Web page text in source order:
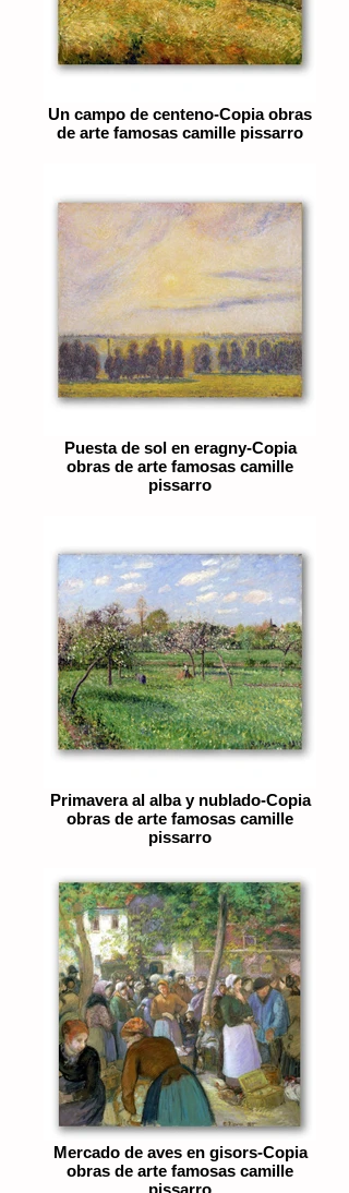
Un campo de centeno-Copia obras
de arte famosas camille pissarro
Puesta de sol en eragny-Copia
obras de arte famosas camille
pissarro
Primavera al alba y nublado-Copia
obras de arte famosas camille
pissarro
Mercado de aves en gisors-Copia
obras de arte famosas camille
pissarro